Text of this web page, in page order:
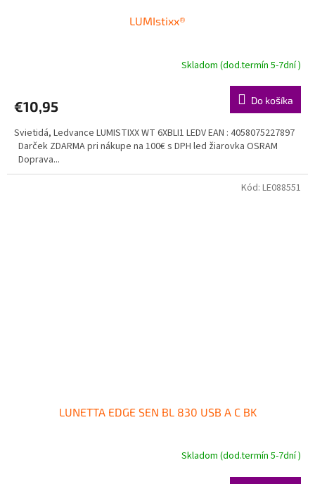
LUMIstixx®
Skladom (dod.termín 5-7dní )
€10,95 Do košíka
Svietidá, Ledvance LUMISTIXX WT 6XBLI1 LEDV EAN : 4058075227897
Darček ZDARMA pri nákupe na 100€ s DPH led žiarovka OSRAM
Doprava...
LUNETTA EDGE SEN BL 830 USB A C BK
Skladom (dod.termín 5-7dní )
Kód: LE088551